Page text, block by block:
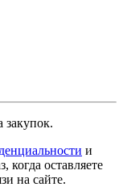
и
когда оставляете
на сайте.